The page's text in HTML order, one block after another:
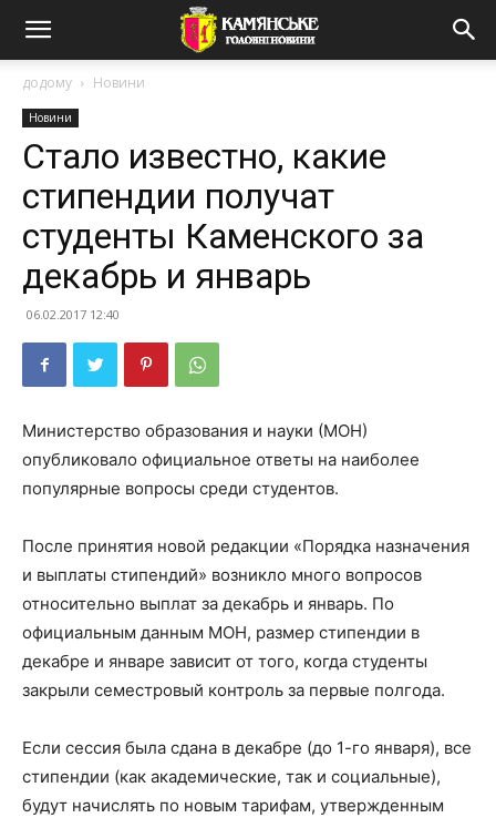
додому Новини
Новини
Стало известно, какие
стипендии получат
студенты Каменского за
декабрь и январь
06.02.2017 12:40
Министерство образования и науки (МОН)
опубликовало официальное ответы на наиболее
популярные вопросы среди студентов.
После принятия новой редакции «Порядка назначения
и выплаты стипендий» возникло много вопросов
относительно выплат за декабрь и январь. По
официальным данным МОН, размер стипендии в
декабре и январе зависит от того, когда студенты
закрыли семестровый контроль за первые полгода.
Если сессия была сдана в декабре (до 1-го января), все
стипендии (как академические, так и социальные),
будут начислять по новым тарифам, утвержденным